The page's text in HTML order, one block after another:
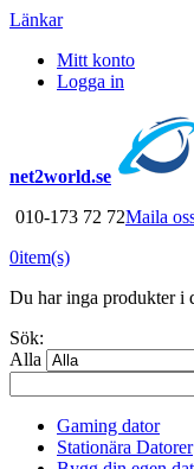
Länkar
Mitt konto
Logga in
net2world.se
010-173 72 72Maila
0item(s)
Du har inga produkter i
Sök:
Alla
Gaming dator
Stationära Datorer